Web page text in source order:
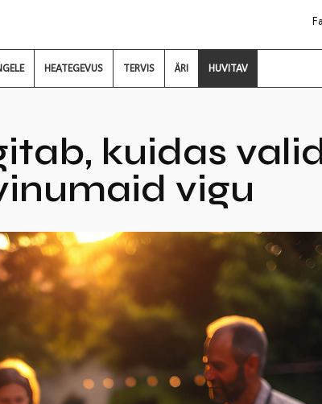
HEATEGEVUS TERVIS ÄRI HUVITAV
kuidas
vigu